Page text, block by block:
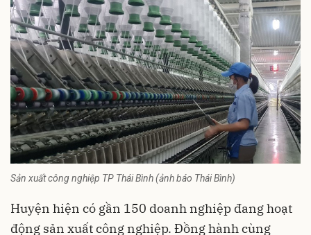
Sản xuất công nghiệp TP Thái Bình (ảnh báo Thái Bình)
Huyện hiện có gần 150 doanh nghiệp đang hoạt
động sản xuất công nghiệp. Đồng hành cùng